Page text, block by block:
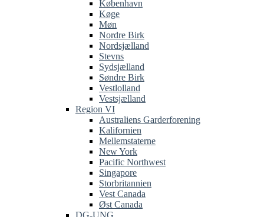
København
Køge
Møn
Nordre Birk
Nordsjælland
Stevns
Sydsjælland
Søndre Birk
Vestlolland
Vestsjælland
Region VI
Australiens Garderforening
Kalifornien
Mellemstaterne
New York
Pacific Northwest
Singapore
Storbritannien
Vest Canada
Øst Canada
DG-UNG